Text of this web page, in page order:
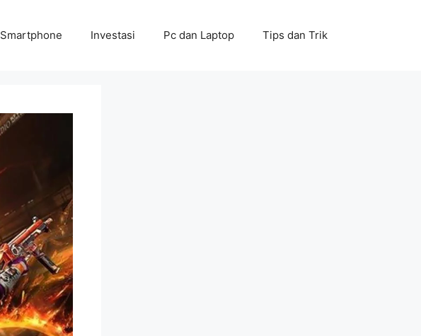
Smartphone Investasi Pc dan Laptop Tips dan Trik